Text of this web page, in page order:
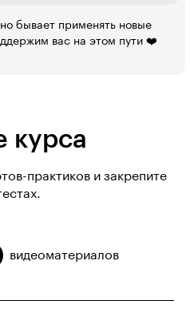
бывает применять новые
вас на этом пути ❤️
курса
практиков и закрепите
видеоматериалов